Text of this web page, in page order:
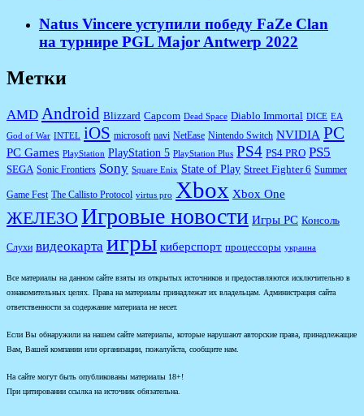
Natus Vincere уступили победу FaZe Clan
на турнире PGL Major Antwerp 2022
Метки
AMD Android Blizzard Capcom Dead Space Diablo Immortal DICE EA
God of War INTEL iOS microsoft navi NetEase Nintendo Switch NVIDIA PC
PC Games PlayStation PlayStation 5 PlayStation Plus PS4 PS4 PRO PS5
SEGA Sonic Frontiers Sony Square Enix State of Play Street Fighter 6 Summer
Game Fest The Callisto Protocol virtus pro Xbox Xbox One
ЖЕЛЕЗО Игровые новости Игры PC Консоль
Слухи видеокарта игры киберспорт процессоры украина
Все материалы на данном сайте взяты из открытых источников и предоставляются исключительно в
ознакомительных целях. Права на материалы принадлежат их владельцам. Администрация сайта
ответственности за содержание материала не несет.
Если Вы обнаружили на нашем сайте материалы, которые нарушают авторские права, принадлежащие
Вам, Вашей компании или организации, пожалуйста, сообщите нам.
На сайте могут быть опубликованы материалы 18+!
При цитировании ссылка на источник обязательна.